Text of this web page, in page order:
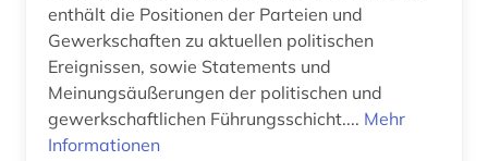
technologie (2)
textsammlung (1)
therapie (1)
enthält die Positionen der Parteien und
Gewerkschaften zu aktuellen politischen
Ereignissen, sowie Statements und
Meinungsäußerungen der politischen und
gewerkschaftlichen Führungsschicht.... Mehr
Informationen